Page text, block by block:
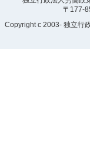
〒177-
Copyrightc 2003- 独立行